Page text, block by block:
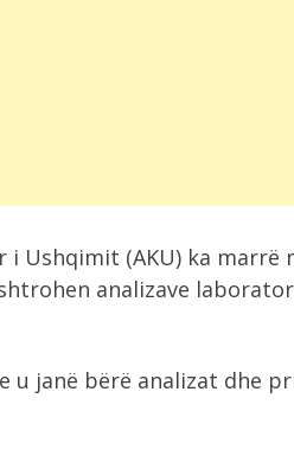
Ushqimit (AKU) ka marrë
analizave
u janë bërë analizat dhe